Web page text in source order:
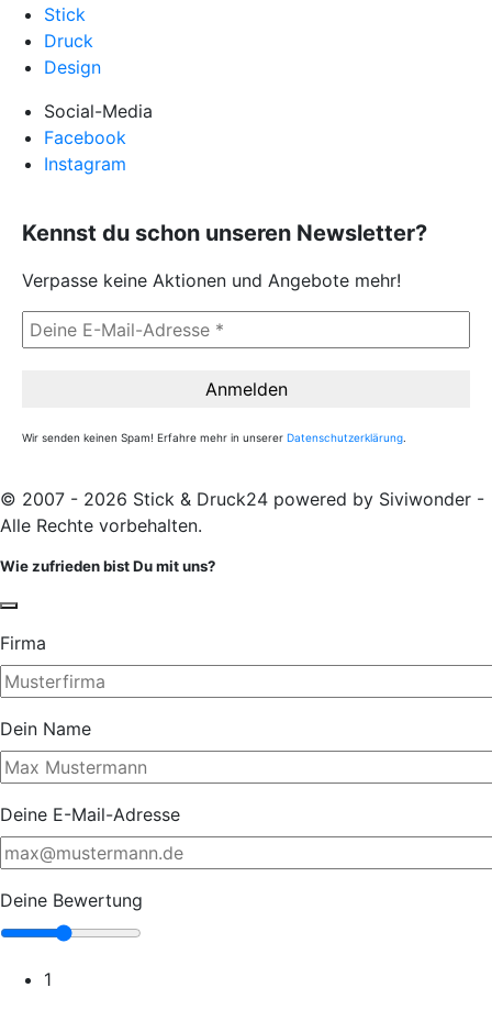
Stick
Druck
Design
Social-Media
Facebook
Instagram
Kennst du schon unseren Newsletter?
Verpasse keine Aktionen und Angebote mehr!
Wir senden keinen Spam! Erfahre mehr in unserer Datenschutzerklärung.
© 2007 - 2026 Stick & Druck24 powered by Siviwonder -
Alle Rechte vorbehalten.
Wie zufrieden bist Du mit uns?
Firma
Dein Name
Deine E-Mail-Adresse
Deine Bewertung
1